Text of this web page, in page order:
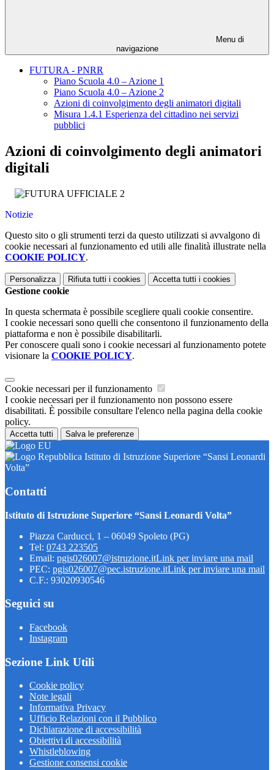
Menu di
navigazione
FUTURA - PNRR
Piano Scuola 4.0 – Azione 1
Piano Scuola 4.0 – Azione 2
Azioni di coinvolgimento degli animatori digitali
Misura 1.4.1 Esperienza del cittadino nei servizi
pubblici
Azioni di coinvolgimento degli animatori
digitali
Notizie
Questo sito o gli strumenti terzi da questo utilizzati si avvalgono di
cookie necessari al funzionamento ed utili alle finalità illustrate nella
COOKIE POLICY.
Personalizza Rifiuta tutti i cookies Accetta tutti i cookies
Gestione cookie
In questa schermata è possibile scegliere quali cookie consentire.
I cookie necessari sono quelli che consentono il funzionamento della
piattaforma e non è possibile disabilitarli.
Per conoscere quali sono i cookie necessari al funzionamento potete
visionare la COOKIE POLICY.
Cookie necessari per il funzionamento
I cookie necessari per il funzionamento non possono essere
disabilitati. È possibile consultare l'elenco nella pagina della cookie
policy.
Accetta tutti Salva le preferenze
Istituto di Istruzione Superiore “Sansi Leonardi
Volta”
Contatti
Istituto di Istruzione Superiore “Sansi Leonardi Volta”
Piazza Carducci, 1 – 06049 Spoleto (PG)
Tel: 0743 223505
Email: pgis026007@istruzione.itLink per inviare una mail
PEC: pgis026007@pec.istruzione.itLink per inviare una mail
C.F.: 93020930546
Seguici su
Facebook
Instagram
Sezione Link Utili
Cookie policy
Note legali
Informativa Privacy
Ufficio Relazioni con il Pubblico
Dichiarazione di accessibilità
Obiettivi di accessibilità
Whistleblowing
Gestione consensi cookie